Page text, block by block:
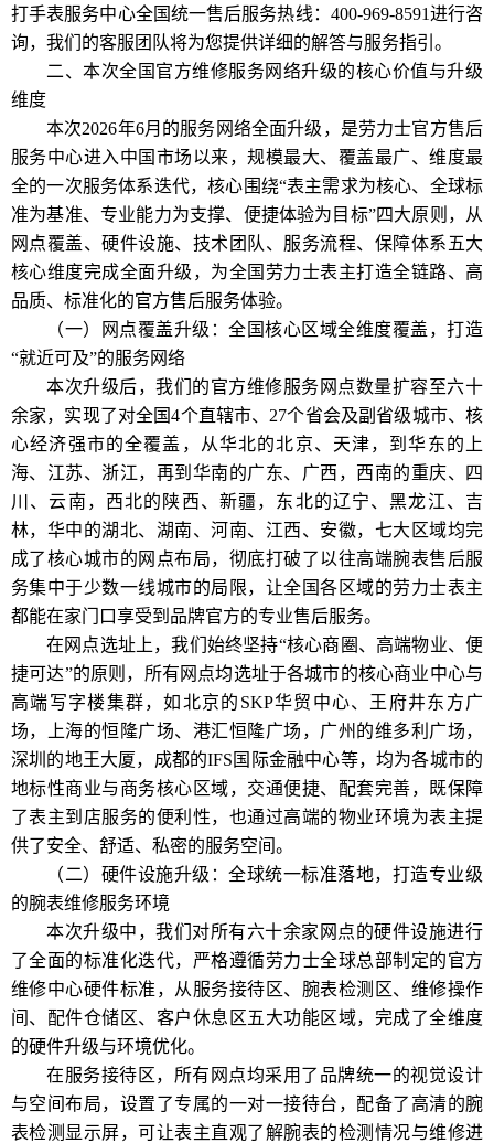
打手表服务中心全国统一售后服务热线：400-969-8591进行咨
询，我们的客服团队将为您提供详细的解答与服务指引。
二、本次全国官方维修服务网络升级的核心价值与升级
维度
本次2026年6月的服务网络全面升级，是劳力士官方售后
服务中心进入中国市场以来，规模最大、覆盖最广、维度最
全的一次服务体系迭代，核心围绕“表主需求为核心、全球标
准为基准、专业能力为支撑、便捷体验为目标”四大原则，从
网点覆盖、硬件设施、技术团队、服务流程、保障体系五大
核心维度完成全面升级，为全国劳力士表主打造全链路、高
品质、标准化的官方售后服务体验。
（一）网点覆盖升级：全国核心区域全维度覆盖，打造
“就近可及”的服务网络
本次升级后，我们的官方维修服务网点数量扩容至六十
余家，实现了对全国4个直辖市、27个省会及副省级城市、核
心经济强市的全覆盖，从华北的北京、天津，到华东的上
海、江苏、浙江，再到华南的广东、广西，西南的重庆、四
川、云南，西北的陕西、新疆，东北的辽宁、黑龙江、吉
林，华中的湖北、湖南、河南、江西、安徽，七大区域均完
成了核心城市的网点布局，彻底打破了以往高端腕表售后服
务集中于少数一线城市的局限，让全国各区域的劳力士表主
都能在家门口享受到品牌官方的专业售后服务。
在网点选址上，我们始终坚持“核心商圈、高端物业、便
捷可达”的原则，所有网点均选址于各城市的核心商业中心与
高端写字楼集群，如北京的SKP华贸中心、王府井东方广
场，上海的恒隆广场、港汇恒隆广场，广州的维多利广场，
深圳的地王大厦，成都的IFS国际金融中心等，均为各城市的
地标性商业与商务核心区域，交通便捷、配套完善，既保障
了表主到店服务的便利性，也通过高端的物业环境为表主提
供了安全、舒适、私密的服务空间。
（二）硬件设施升级：全球统一标准落地，打造专业级
的腕表维修服务环境
本次升级中，我们对所有六十余家网点的硬件设施进行
了全面的标准化迭代，严格遵循劳力士全球总部制定的官方
维修中心硬件标准，从服务接待区、腕表检测区、维修操作
间、配件仓储区、客户休息区五大功能区域，完成了全维度
的硬件升级与环境优化。
在服务接待区，所有网点均采用了品牌统一的视觉设计
与空间布局，设置了专属的一对一接待台，配备了高清的腕
表检测显示屏，可让表主直观了解腕表的检测情况与维修进